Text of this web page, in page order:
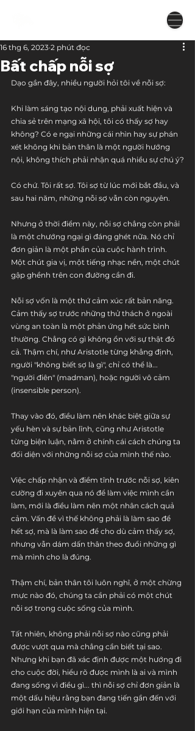
Bất chấp nỗi sợ
16 thg 6, 2023 2 phút đọc
Dạo gần đây, nhiều người hỏi tôi về nỗi sợ:
Khi làm sáng tạo nội dung, phải xuất hiện và
chia sẻ trên mạng xã hội, tôi có thấy sợ hay
không? Có e ngại những cái nhìn hay sự phán
xét không khi bản thân là một người hướng
nội, không thích phải nhận quá nhiều sự chú ý?
Có chứ. Tôi rất sợ. Tôi sợ từ lúc mới bắt đầu, và
sau hai năm, những nỗi sợ vẫn còn nguyên.
Nhưng ở thời điểm này, nỗi sợ chẳng còn phải
là một chướng ngại gì đáng ghét nữa. Nó chỉ
đơn giản là một phần của cuộc hành trình.
Một chút gia vị, một tiếng nhạc nền, một chút
gập ghềnh trên con đường cần đi.
Nỗi sợ vốn là một thứ cảm xúc rất bản năng.
Cảm thấy sợ trước những thử thách ở ngoài
vùng an toàn là một phản ứng hết sức bình
thường. Chẳng có gì không ổn với sự thật đó
cả. Thậm chí, như Aristotle từng khẳng định,
người "không biết sợ là gì", chỉ có thể là...
"người điên" (madman), hoặc người vô cảm
(insensible person).
Thay vào đó, điều làm nên khác biệt giữa sự
yếu hèn và sự bản lĩnh, cũng như Aristotle
từng biện luận, nằm ở chính cái cách chúng ta
đối diện với những nỗi sợ của mình thế nào.
Việc chấp nhận và điềm tĩnh trước nỗi sợ, kiên
cường đi xuyên qua nó để làm việc mình cần
làm, mới là điều làm nên một nhân cách quả
cảm. Vấn đề vì thế không phải là làm sao để
hết sợ, mà là làm sao để cho dù cảm thấy sợ,
nhưng vẫn dám dấn thân theo đuổi những gì
mà mình cho là đúng.
Thậm chí, bản thân tôi luôn nghĩ, ở một chừng
mực nào đó, chúng ta cần phải có một chút
nỗi sợ trong cuộc sống của mình.
Tất nhiên, không phải nỗi sợ nào cũng phải
được vượt qua mà chẳng cần biết tại sao.
Nhưng khi bạn đã xác định được một hướng đi
cho cuộc đời, hiểu rõ được mình là ai và mình
đang sống vì điều gì... thì nỗi sợ chỉ đơn giản là
một dấu hiệu rằng bạn đang tiến gần đến với
giới hạn của mình hiện tại.